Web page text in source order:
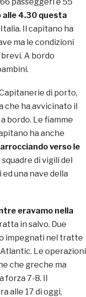
alle 4.30 questa
Il capitano ha
ma le condizioni
A bordo
di porto,
che ha avvicinato il
bordo. Le fiamme
ha anche
verso le
di vigili del
una nave della
eravamo nella
in salvo. Due
impegnati nel tratte
Le operazioni
che greche ma
forza 7-8. Il
alle 17 di oggi,